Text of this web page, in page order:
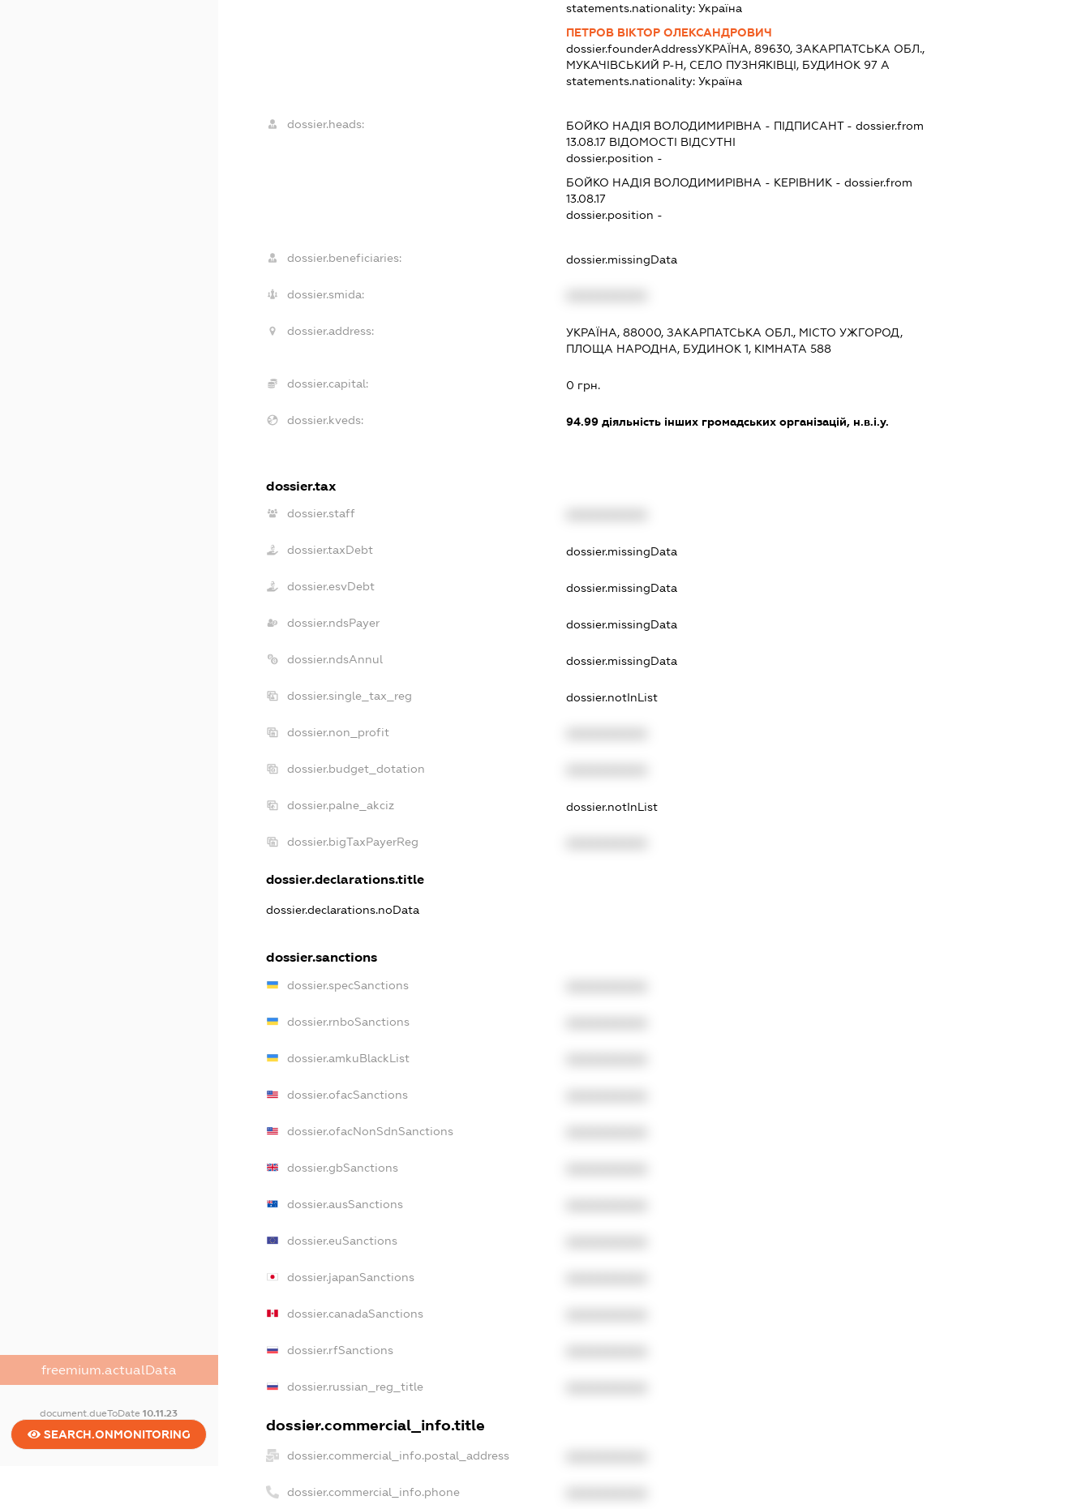
freemium.actualData
document.dueToDate10.11.23
SEARCH.ONMONITORING
statements.nationality:Україна
ПЕТРОВ ВІКТОР ОЛЕКСАНДРОВИЧ
dossier.founderAddressУКРАЇНА, 89630, ЗАКАРПАТСЬКА ОБЛ.,
МУКАЧІВСЬКИЙ Р-Н, СЕЛО ПУЗНЯКІВЦІ, БУДИНОК 97 А
statements.nationality:Україна
dossier.heads: БОЙКО НАДІЯ ВОЛОДИМИРІВНА - ПІДПИСАНТ- dossier.from
13.08.17 ВІДОМОСТІ ВІДСУТНІ
dossier.position -
БОЙКО НАДІЯ ВОЛОДИМИРІВНА - КЕРІВНИК - dossier.from
13.08.17
dossier.position -
dossier.beneficiaries: dossier.missingData
dossier.smida:
dossier.address:
УКРАЇНА, 88000, ЗАКАРПАТСЬКА ОБЛ., МІСТО УЖГОРОД,
ПЛОЩА НАРОДНА, БУДИНОК 1, КІМНАТА 588
dossier.capital: 0 грн.
dossier.kveds: 94.99 діяльність інших громадських організацій, н.в.і.у.
dossier.tax
dossier.staff
dossier.taxDebt dossier.missingData
dossier.esvDebt dossier.missingData
dossier.ndsPayer dossier.missingData
dossier.ndsAnnul dossier.missingData
dossier.single_tax_reg dossier.notInList
dossier.non_profit
dossier.budget_dotation
dossier.palne_akciz dossier.notInList
dossier.bigTaxPayerReg
dossier.declarations.title
dossier.declarations.noData
dossier.sanctions
dossier.specSanctions
dossier.rnboSanctions
dossier.amkuBlackList
dossier.ofacSanctions
dossier.ofacNonSdnSanctions
dossier.gbSanctions
dossier.ausSanctions
dossier.euSanctions
dossier.japanSanctions
dossier.canadaSanctions
dossier.rfSanctions
dossier.russian_reg_title
dossier.commercial_info.title
dossier.commercial_info.postal_address
dossier.commercial_info.phone